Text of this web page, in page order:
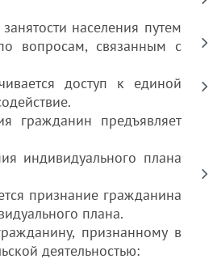
населения путем
вопросам, связанным с
доступ к единой
гражданин предъявляет
индивидуального плана
признание гражданина
плана.
признанному в
деятельностью: